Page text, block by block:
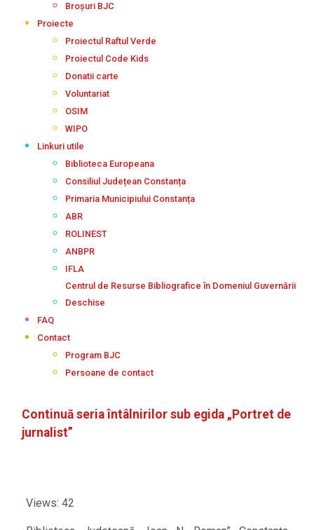
Broșuri BJC
Proiecte
Proiectul Raftul Verde
Proiectul Code Kids
Donatii carte
Voluntariat
OSIM
WIPO
Linkuri utile
Biblioteca Europeana
Consiliul Județean Constanța
Primaria Municipiului Constanța
ABR
ROLINEST
ANBPR
IFLA
Centrul de Resurse Bibliografice în Domeniul Guvernării
Deschise
FAQ
Contact
Program BJC
Persoane de contact
Continuă seria întâlnirilor sub egida „Portret de
jurnalist”
Views: 42